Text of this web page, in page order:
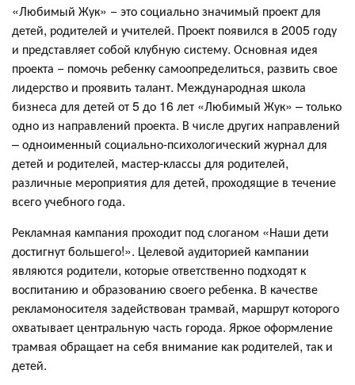
«Любимый Жук» − это социально значимый проект для
детей, родителей и учителей. Проект появился в 2005 году
и представляет собой клубную систему. Основная идея
проекта − помочь ребенку самоопределиться, развить свое
лидерство и проявить талант. Международная школа
бизнеса для детей от 5 до 16 лет «Любимый Жук» – только
одно из направлений проекта. В числе других направлений
– одноименный социально-психологический журнал для
детей и родителей, мастер-классы для родителей,
различные мероприятия для детей, проходящие в течение
всего учебного года.
Рекламная кампания проходит под слоганом «Наши дети
достигнут большего!». Целевой аудиторией кампании
являются родители, которые ответственно подходят к
воспитанию и образованию своего ребенка. В качестве
рекламоносителя задействован трамвай, маршрут которого
охватывает центральную часть города. Яркое оформление
трамвая обращает на себя внимание как родителей, так и
детей.